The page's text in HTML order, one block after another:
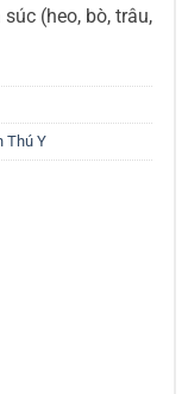
(heo, bò, trâu,
Thú Y